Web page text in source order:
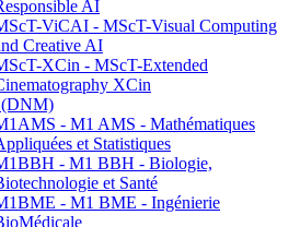
AI
ViCAI - MScT-Visual Computing
Creative AI
XCin - MScT-Extended
XCin
(DNM)
- M1 AMS - Mathématiques
et Statistiques
- M1 BBH - Biologie,
et Santé
- M1 BME - Ingénierie